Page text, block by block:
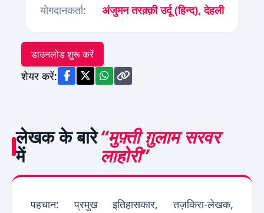
योगदानकर्ता:
अंजुमन तरक़्क़ी उर्दू (हिन्द), देहली
डाउनलोड शुरू करें
शेयर करें:
लेखक के बारे
में
“मुफ़्ती ग़ुलाम सरवर
लाहोरी”
पहचान: प्रमुख इतिहासकार, तज़किरा-लेखक,